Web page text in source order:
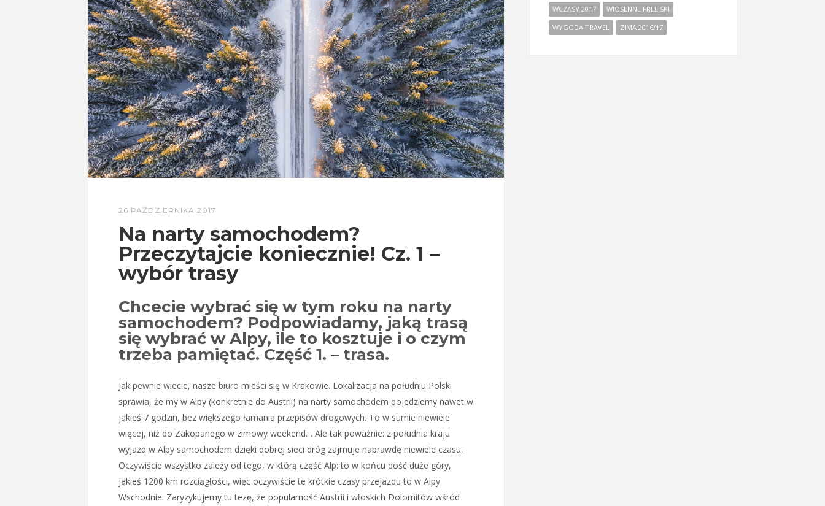
26 PAŹDZIERNIKA 2017
Na narty samochodem?
Przeczytajcie koniecznie! Cz. 1 –
wybór trasy
Chcecie wybrać się w tym roku na narty
samochodem? Podpowiadamy, jaką trasą
się wybrać w Alpy, ile to kosztuje i o czym
trzeba pamiętać. Część 1. – trasa.
Jak pewnie wiecie, nasze biuro mieści się w Krakowie. Lokalizacja na południu Polski
sprawia, że my w Alpy (konkretnie do Austrii) na narty samochodem dojedziemy nawet w
jakieś 7 godzin, bez większego łamania przepisów drogowych. To w sumie niewiele
więcej, niż do Zakopanego w zimowy weekend… Ale tak poważnie: z południa kraju
wyjazd w Alpy samochodem dzięki dobrej sieci dróg zajmuje naprawdę niewiele czasu.
Oczywiście wszystko zależy od tego, w którą część Alp: to w końcu dość duże góry,
jakieś 1200 km rozciągłości, więc oczywiście te krótkie czasy przejazdu to w Alpy
Wschodnie. Zaryzykujemy tu tezę, że popularność Austrii i włoskich Dolomitów wśród
WCZASY 2017
WIOSENNE FREE SKI
WYGODA TRAVEL
ZIMA 2016/17